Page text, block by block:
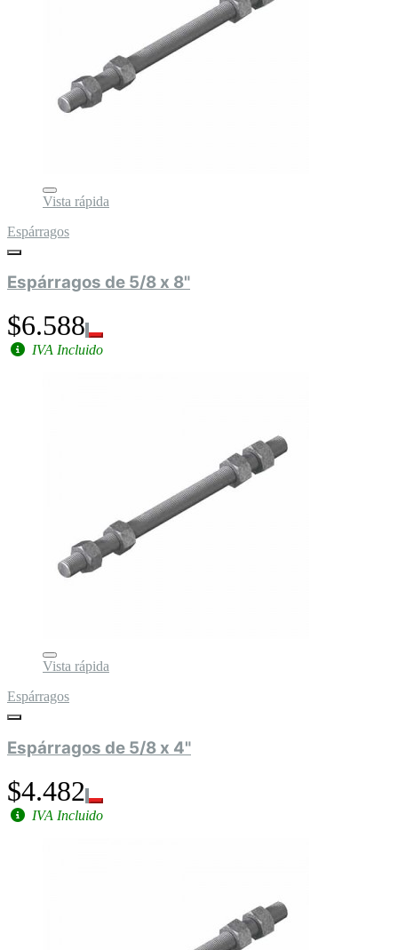
Vista rápida
Espárragos
Espárragos de 5/8 x 8"
$6.588
IVA Incluido
Vista rápida
Espárragos
Espárragos de 5/8 x 4"
$4.482
IVA Incluido